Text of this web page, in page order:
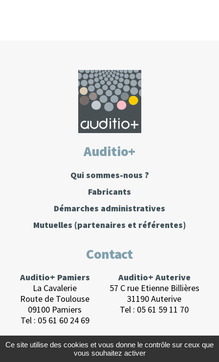
Auditio+
Qui sommes-nous ?
Fabricants
Démarches administratives
Mutuelles (partenaires et référentes)
Contact
Auditio+ Pamiers
La Cavalerie
Route de Toulouse
09100 Pamiers
Tel : 05 61 60 24 69
Auditio+ Auterive
57 C rue Etienne Billières
31190 Auterive
Tel : 05 61 59 11 70
Ce site utilise des cookies et vous donne le contrôle sur ceux que
vous souhaitez activer